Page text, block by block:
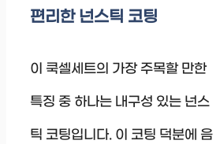
편리한 넌스틱 코팅
이 쿡셀세트의 가장 주목할 만한
특징 중 하나는 내구성 있는 넌스
틱 코팅입니다. 이 코팅 덕분에 음